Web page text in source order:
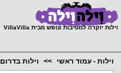
וילות יוקרה למסיבות ונופש מבית VillaVilla
וילות - עמוד ראשי וילות בדרום